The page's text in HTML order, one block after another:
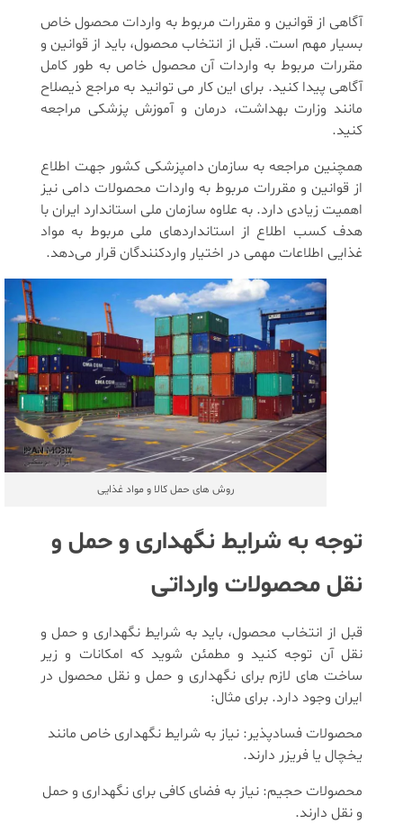
آگاهی از قوانین و مقررات مربوط به واردات محصول خاص
بسیار مهم است. قبل از انتخاب محصول، باید از قوانین و
مقررات مربوط به واردات آن محصول خاص به طور کامل
آگاهی پیدا کنید. برای این کار می توانید به مراجع ذیصلاح
مانند وزارت بهداشت، درمان و آموزش پزشکی مراجعه
کنید.
همچنین مراجعه به سازمان دامپزشکی کشور جهت اطلاع
از قوانین و مقررات مربوط به واردات محصولات دامی نیز
اهمیت زیادی دارد. به علاوه سازمان ملی استاندارد ایران با
هدف کسب اطلاع از استانداردهای ملی مربوط به مواد
غذایی اطلاعات مهمی در اختیار واردکنندگان قرار می‌دهد.
روش های حمل کالا و مواد غذایی
توجه به شرایط نگهداری و حمل و
نقل محصولات وارداتی
قبل از انتخاب محصول، باید به شرایط نگهداری و حمل و
نقل آن توجه کنید و مطمئن شوید که امکانات و زیر
ساخت های لازم برای نگهداری و حمل و نقل محصول در
ایران وجود دارد. برای مثال:
محصولات فسادپذیر: نیاز به شرایط نگهداری خاص مانند
یخچال یا فریزر دارند.
محصولات حجیم: نیاز به فضای کافی برای نگهداری و حمل
و نقل دارند.